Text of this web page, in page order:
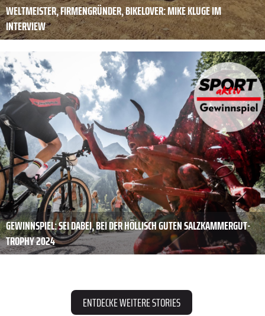
WELTMEISTER, FIRMEN­GRÜNDER, BIKELOVER: MIKE ­KLUGE IM
INTERVIEW
GEWINNSPIEL: SEI DABEI, BEI DER HÖLLISCH GUTEN SALZKAMMERGUT-
TROPHY 2024
ENTDECKE WEITERE STORIES